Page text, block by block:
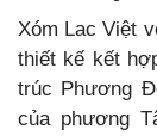
Xóm Lac Việt
thiết kế kết
trúc Phương
của phương